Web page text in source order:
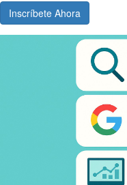
Inscríbete Ahora